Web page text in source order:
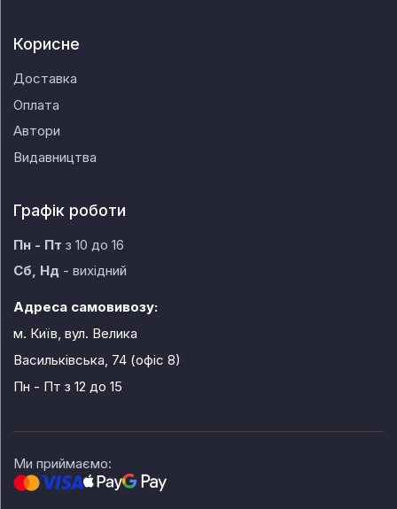
Корисне
Доставка
Оплата
Автори
Видавництва
Графік роботи
Пн - Пт з 10 до 16
Сб, Нд - вихідний
Адреса самовивозу:
м. Київ, вул. Велика
Васильківська, 74 (офіс 8)
Пн - Пт з 12 до 15
Ми приймаємо: